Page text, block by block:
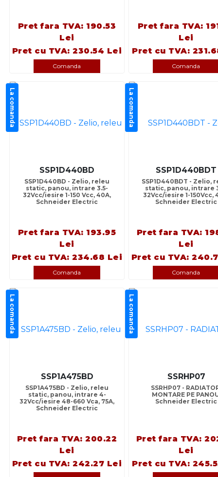
Pret fara TVA: 190.53
Lei
Pret cu TVA: 230.54 Lei
Comanda
Pret fara TVA:
Lei
Pret cu TVA:
Comanda
La comanda
SSP1D440BD
SSP1D440BD - Zelio, releu
static, panou, intrare 3.5-
32Vcc/iesire 1-150 Vcc, 40A,
Schneider Electric
Pret fara TVA: 193.95
Lei
Pret cu TVA: 234.68 Lei
Comanda
La comanda
SSP1D440BDT
SSP1D440BDT - Zelio,
static, panou, intrare
32Vcc/iesire 1-150Vcc,
Schneider Electric
Pret fara TVA:
Lei
Pret cu TVA:
Comanda
La comanda
SSP1A475BD
SSP1A475BD - Zelio, releu
static, panou, intrare 4-
32Vcc/iesire 48-660 Vca, 75A,
Schneider Electric
Pret fara TVA: 200.22
Lei
Pret cu TVA: 242.27 Lei
La comanda
SSRHP07
SSRHP07 -
MONTARE PE
Schneider Electric
Pret fara TVA:
Lei
Pret cu TVA: